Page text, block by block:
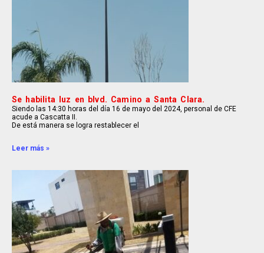
Se habilita luz en blvd. Camino a Santa Clara.
Siendo las 14:30 horas del día 16 de mayo del 2024, personal de CFE
acude a Cascatta II.
De está manera se logra restablecer el
Leer más »